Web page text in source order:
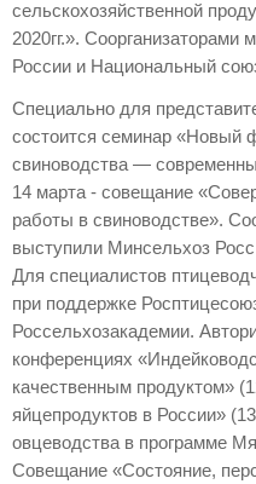
сельскохозяйственной
2020гг.».
России и Национальный
Специально для
состоится семинар «Новый
свиноводства —
14 марта - совещание
работы в свиноводстве».
выступили Минсельхоз
Для специалистов
при поддержке
Россельхозакадемии.
конференциях
качественным продуктом»
яйцепродуктов в России»
овцеводства в программе
Совещание «Состояние,